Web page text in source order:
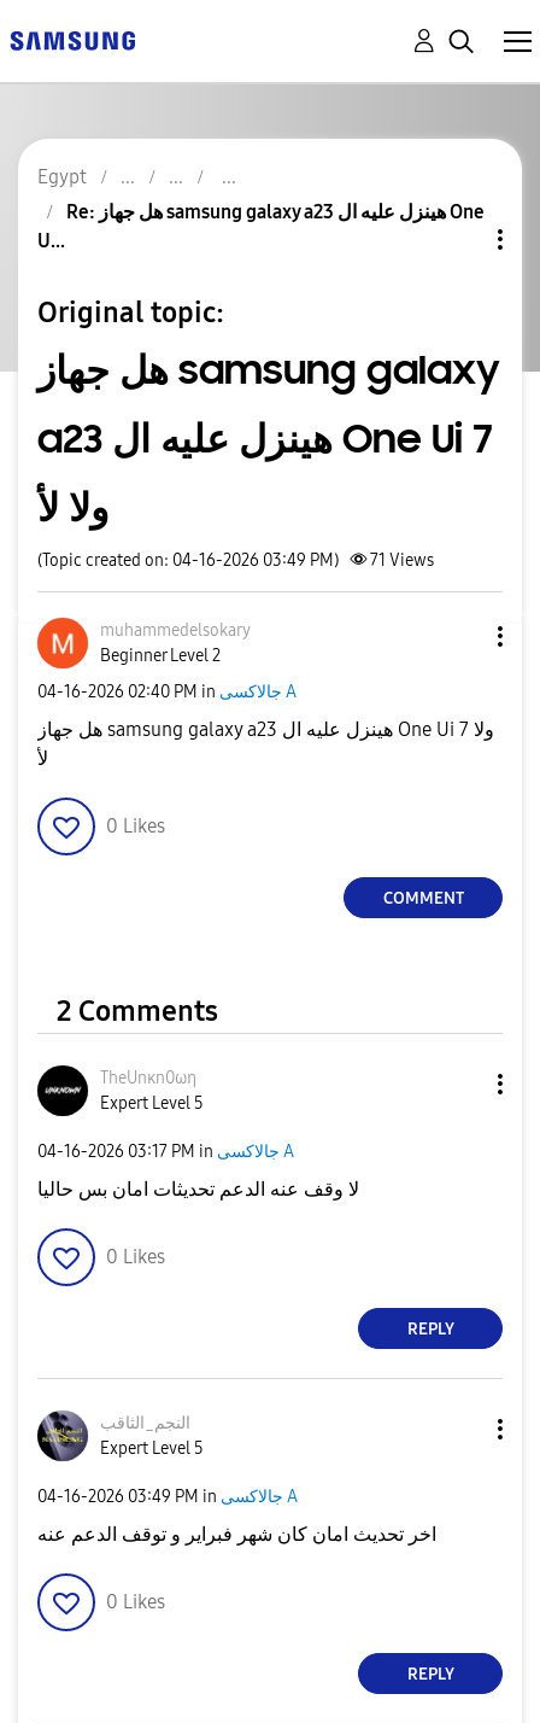
Egypt
Re: هل جهاز samsung galaxy a23 هينزل عليه ال One
U...
Original topic:
هل جهاز samsung galaxy
a23 هينزل عليه ال One Ui 7
ولا لأ
(Topic created on: 04-16-2026 03:49 PM) 71 Views
muhammedelsokary
Beginner Level 2
‎04-16-2026 02:40 PM in جالاكسى A
هل جهاز samsung galaxy a23 هينزل عليه ال One Ui 7 ولا
لأ
0 Likes
COMMENT
2 Comments
TheUnκn0ωη
Expert Level 5
‎04-16-2026 03:17 PM in جالاكسى A
لا وقف عنه الدعم تحديثات امان بس حاليا
0 Likes
REPLY
النجم_الثاقب
Expert Level 5
‎04-16-2026 03:49 PM in جالاكسى A
اخر تحديث امان كان شهر فبراير و توقف الدعم عنه
0 Likes
REPLY